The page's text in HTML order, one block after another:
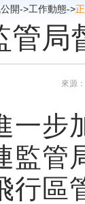
開->工作動態->
管局
來源
步加
監管
行區